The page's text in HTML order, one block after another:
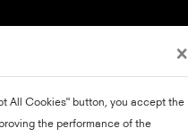
×
All Cookies" button, you accept the
the performance of the